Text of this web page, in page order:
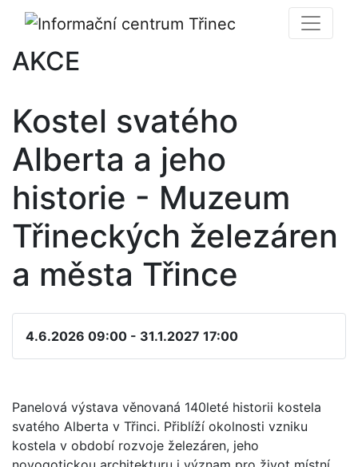
AKCE
Kostel svatého
Alberta a jeho
historie - Muzeum
Třineckých železáren
a města Třince
4.6.2026 09:00 - 31.1.2027 17:00
Panelová výstava věnovaná 140leté historii kostela
svatého Alberta v Třinci. Přiblíží okolnosti vzniku
kostela v období rozvoje železáren, jeho